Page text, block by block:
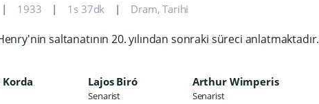
1933 1s 37dk Dram,Tarihi
saltanatının 20. yılından sonraki süreci anlatmaktadır.
Lajos Biró
Senarist
Arthur Wimperis
Senarist